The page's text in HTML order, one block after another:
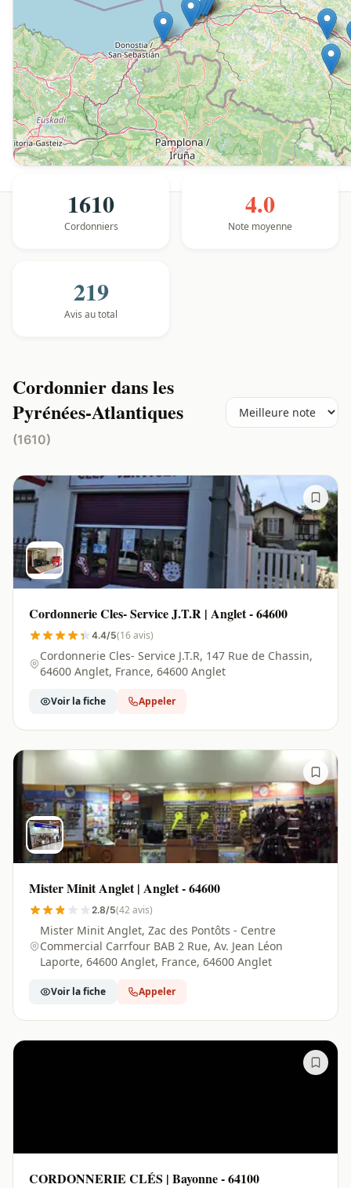
1610
Cordonniers
4.0
Note moyenne
219
Avis au total
Cordonnier dans les
Pyrénées-Atlantiques
(1610)
Cordonnerie Cles- Service J.T.R | Anglet - 64600
4.4/5(16 avis)
Cordonnerie Cles- Service J.T.R, 147 Rue de Chassin,
64600 Anglet, France, 64600 Anglet
Voir la fiche Appeler
Mister Minit Anglet | Anglet - 64600
2.8/5(42 avis)
Mister Minit Anglet, Zac des Pontôts - Centre
Commercial Carrfour BAB 2 Rue, Av. Jean Léon
Laporte, 64600 Anglet, France, 64600 Anglet
Voir la fiche Appeler
CORDONNERIE CLÉS | Bayonne - 64100